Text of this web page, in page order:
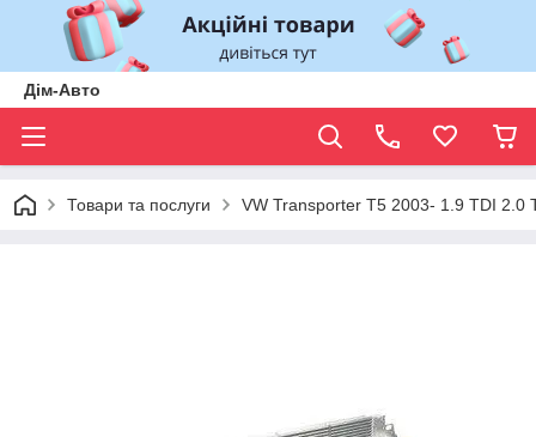
Дім-Авто
Товари та послуги VW Transporter T5 2003- 1.9 TDI 2.0